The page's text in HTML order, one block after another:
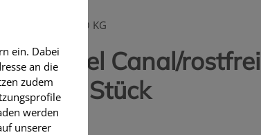
GMBH & CO KG
Hobel Canal/rostfrei
1 Stück
ein. Dabei
an die
zudem
werden
unserer